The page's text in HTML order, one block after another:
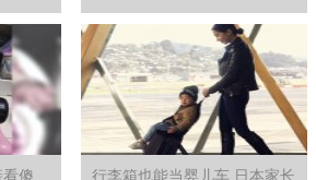
傻 行李箱也能当婴儿车 日本家长